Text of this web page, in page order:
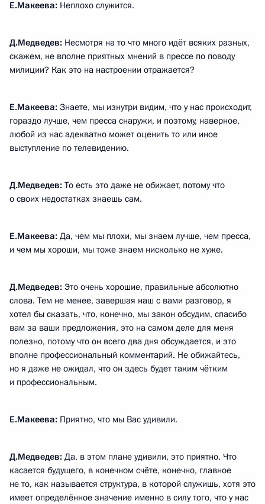
Е.Макеева: Неплохо служится.
Д.Медведев: Несмотря на то что много идёт всяких разных,
скажем, не вполне приятных мнений в прессе по поводу
милиции? Как это на настроении отражается?
Е.Макеева: Знаете, мы изнутри видим, что у нас происходит,
гораздо лучше, чем пресса снаружи, и поэтому, наверное,
любой из нас адекватно может оценить то или иное
выступление по телевидению.
Д.Медведев: То есть это даже не обижает, потому что
о своих недостатках знаешь сам.
Е.Макеева: Да, чем мы плохи, мы знаем лучше, чем пресса,
и чем мы хороши, мы тоже знаем нисколько не хуже.
Д.Медведев: Это очень хорошие, правильные абсолютно
слова. Тем не менее, завершая наш с вами разговор, я
хотел бы сказать, что, конечно, мы закон обсудим, спасибо
вам за ваши предложения, это на самом деле для меня
полезно, потому что он всего два дня обсуждается, и это
вполне профессиональный комментарий. Не обижайтесь,
но я даже не ожидал, что он здесь будет таким чётким
и профессиональным.
Е.Макеева: Приятно, что мы Вас удивили.
Д.Медведев: Да, в этом плане удивили, это приятно. Что
касается будущего, в конечном счёте, конечно, главное
не то, как называется структура, в которой служишь, хотя это
имеет определённое значение именно в силу того, что у нас